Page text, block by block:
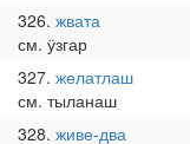
326 жвата
см. ӱзгар
327 желатлаш
см. тыланаш
328 живе-два